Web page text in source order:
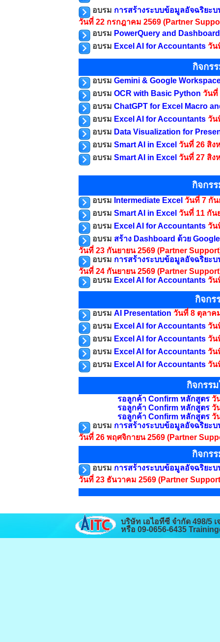
อบรม การสร้างระบบข้อมูลอัจฉริยะบ
วันที่ 22 กรกฎาคม 2569 (Partner
อบรม PowerQuery and
อบรม Excel AI for Accountants วัน
กิจกร
อบรม Gemini & Google
อบรม OCR with Basic Python วันที่
อบรม ChatGPT for Excel Macro
อบรม Excel AI for Accountants วัน
อบรม Data Visualization for
อบรม Smart AI in Excel วันที่ 26 สิง
อบรม Smart AI in Excel วันที่ 27 สิง
กิจกร
อบรม Intermediate Excel วันที่ 7 กั
อบรม Smart AI in Excel วันที่ 11 กัน
อบรม Excel AI for Accountantsวัน
อบรม สร้าง Dashboard ด้วย
วันที่ 23 กันยายน 2569 (Partner
อบรม การสร้างระบบข้อมูลอัจฉริยะบ
วันที่ 24 กันยายน 2569 (Partner
อบรม Excel AI for Accountantsวัน
กิจกร
อบรม AI Presentation วันที่ 8 ตุลาค
อบรม Excel AI for Accountants วัน
อบรม Excel AI for Accountants วัน
อบรม Excel AI for Accountants วัน
อบรม Excel AI for Accountantsวัน
กิจกรร
รอลูกค้า Confirm หลักสูตร วั
รอลูกค้า Confirm หลักสูตร วั
รอลูกค้า Confirm หลักสูตร วั
อบรม การสร้างระบบข้อมูลอัจฉริยะบ
วันที่ 26 พฤศจิกายน 2569 (Partner
กิจกร
อบรม การสร้างระบบข้อมูลอัจฉริยะบ
วันที่ 23 ธันวาคม 2569 (Partner
บริษัท เอไอทีซี จำกัด 498/5
หรือ 09-0656-6435